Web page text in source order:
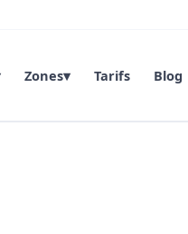
Zones▾ Tarifs Blog